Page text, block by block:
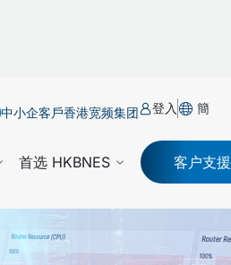
中小企客戶香港宽频集团 登入 簡
首选 HKBNES 客户支援